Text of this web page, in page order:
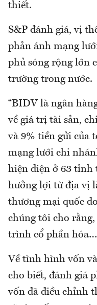
thiết.
S&P đánh giá, vị
phản ánh mạng
phủ sóng rộng lớn
trường trong nước.
“BIDV là ngân
về giá trị tài sản,
và 9% tiền gửi của
mạng lưới chi
hiện diện ở 63 tỉnh
hưởng lợi từ địa vị
thương mại quốc
chúng tôi cho
trình cổ phần
Về tình hình vốn
cho biết, đánh giá
vốn đã điều chỉnh